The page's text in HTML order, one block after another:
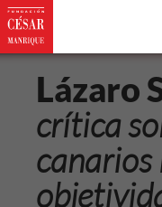
Lázaro
crítica